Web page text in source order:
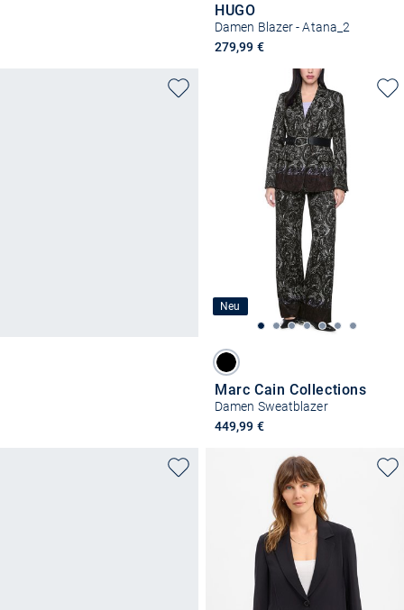
HUGO
Damen Blazer - Atana_2
279,99 €
Neu
Marc Cain Collections
Damen Sweatblazer
449,99 €